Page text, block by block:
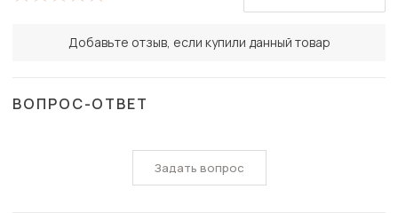
Добавьте отзыв, если купили данный товар
ВОПРОС-ОТВЕТ
Задать вопрос